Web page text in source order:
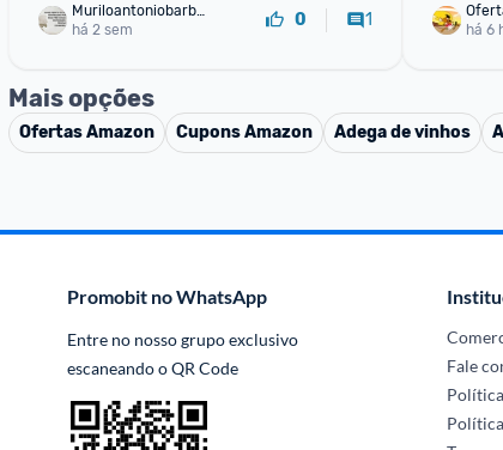
Muriloantoniobarbo
sa
há 2 sem 0 1
há 6
Mais opções
OfertasAmazon CuponsAmazon Adega de vinhos
Promobit no WhatsApp
Entre no nosso grupo exclusivo
escaneando o QR Code
Fale